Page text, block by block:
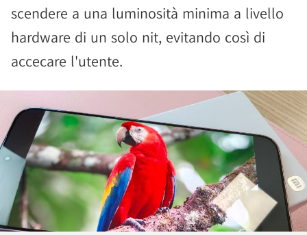
scendere a una luminosità minima a livello
hardware di un solo nit, evitando così di
accecare l'utente.